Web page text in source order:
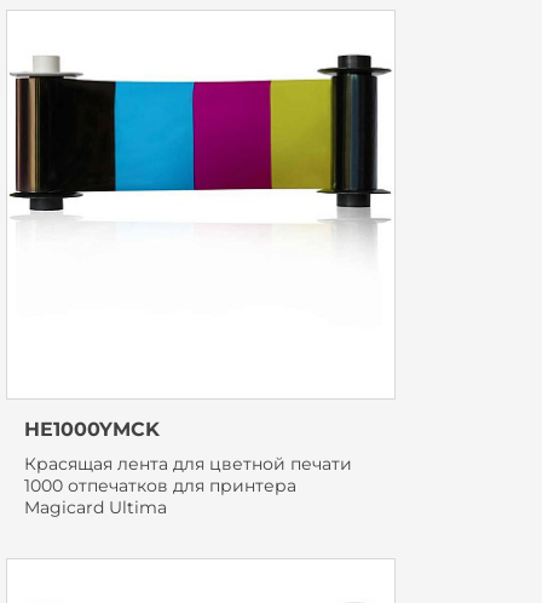
HE1000YMCK
Красящая лента для цветной печати
1000 отпечатков для принтера
Magicard Ultima